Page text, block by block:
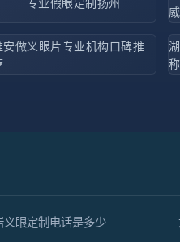
安做义眼片专业机构口碑推
称
义眼定制电话是多少